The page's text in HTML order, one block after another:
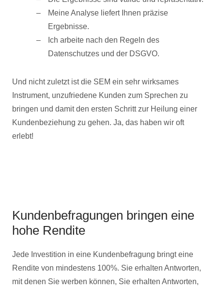
Meine Analyse liefert Ihnen präzise
Ergebnisse.
Ich arbeite nach den Regeln des
Datenschutzes und der DSGVO.
Und nicht zuletzt ist die SEM ein sehr wirksames
Instrument, unzufriedene Kunden zum Sprechen zu
bringen und damit den ersten Schritt zur Heilung einer
Kundenbeziehung zu gehen. Ja, das haben wir oft
erlebt!
Kundenbefragungen bringen eine
hohe Rendite
Jede Investition in eine Kundenbefragung bringt eine
Rendite von mindestens 100%. Sie erhalten Antworten,
mit denen Sie werben können, Sie erhalten Antworten,